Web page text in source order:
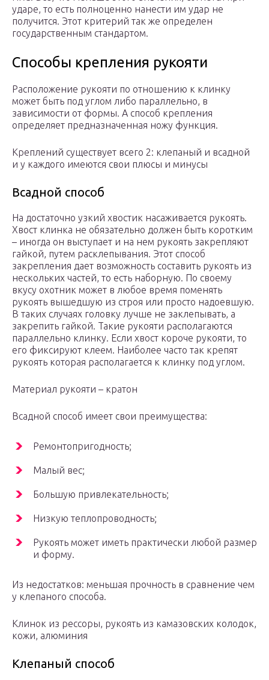
ударе, то есть полноценно нанести им удар не
получится. Этот критерий так же определен
государственным стандартом.
Способы крепления рукояти
Расположение рукояти по отношению к клинку
может быть под углом либо параллельно, в
зависимости от формы. А способ крепления
определяет предназначенная ножу функция.
Креплений существует всего 2: клепаный и всадной
и у каждого имеются свои плюсы и минусы
Всадной способ
На достаточно узкий хвостик насаживается рукоять.
Хвост клинка не обязательно должен быть коротким
– иногда он выступает и на нем рукоять закрепляют
гайкой, путем расклепывания. Этот способ
закрепления дает возможность составить рукоять из
нескольких частей, то есть наборную. По своему
вкусу охотник может в любое время поменять
рукоять вышедшую из строя или просто надоевшую.
В таких случаях головку лучше не заклепывать, а
закрепить гайкой. Такие рукояти располагаются
параллельно клинку. Если хвост короче рукояти, то
его фиксируют клеем. Наиболее часто так крепят
рукоять которая располагается к клинку под углом.
Материал рукояти – кратон
Всадной способ имеет свои преимущества:
Ремонтопригодность;
Малый вес;
Большую привлекательность;
Низкую теплопроводность;
Рукоять может иметь практически любой размер
и форму.
Из недостатков: меньшая прочность в сравнение чем
у клепаного способа.
Клинок из рессоры, рукоять из камазовских колодок,
кожи, алюминия
Клепаный способ